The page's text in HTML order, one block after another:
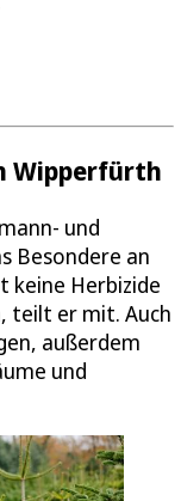
Wipperfürth
und
Besondere an
keine Herbizide
teilt er mit. Auch
außerdem
und